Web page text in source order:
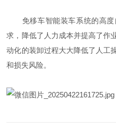
免移车智能装车系统的高度
求，降低了人力成本并提高了作
动化的装卸过程大大降低了人工
和损失风险。